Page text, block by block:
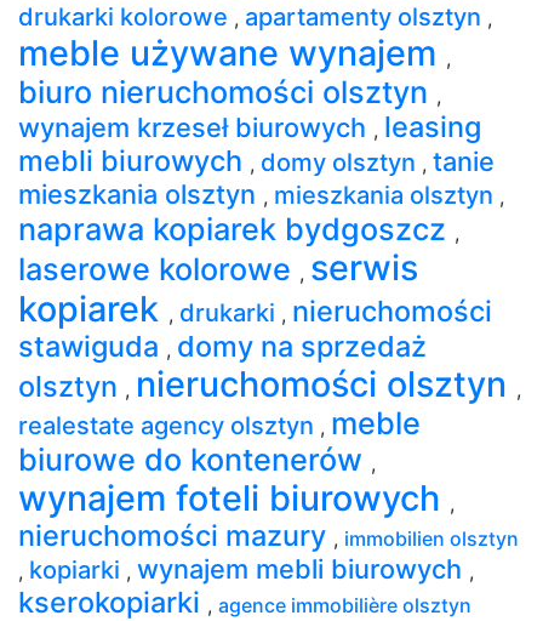
drukarki kolorowe , apartamenty olsztyn ,
meble używane wynajem ,
biuro nieruchomości olsztyn ,
wynajem krzeseł biurowych , leasing
mebli biurowych , domy olsztyn , tanie
mieszkania olsztyn , mieszkania olsztyn ,
naprawa kopiarek bydgoszcz ,
laserowe kolorowe , serwis
kopiarek , drukarki , nieruchomości
stawiguda , domy na sprzedaż
olsztyn , nieruchomości olsztyn ,
realestate agency olsztyn , meble
biurowe do kontenerów ,
wynajem foteli biurowych ,
nieruchomości mazury , immobilien olsztyn
, kopiarki , wynajem mebli biurowych ,
kserokopiarki , agence immobilière olsztyn